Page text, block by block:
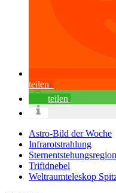
teilen
teilen
Astro-Bild der Woche
Infrarotstrahlung
Sternentstehungsregion
Trifidnebel
Weltraumteleskop